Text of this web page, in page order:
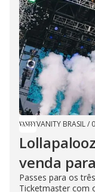
VANITY BRASIL/
venda
Passes para os
Ticketmaster com